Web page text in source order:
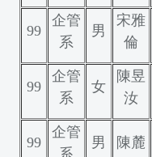
99
企管
系
男
宋雅
倫
99
企管
系
女
陳昱
汝
99
企管
男 陳麓